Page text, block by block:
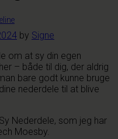
by Signe
om at sy din egen
– både til dig, der aldrig
bare godt kunne bruge
nederdele til at blive
Nederdele, som jeg har
Moesby.